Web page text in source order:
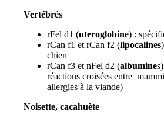
Vertébrés
rFel d1 (uteroglobine) :
rCan f1 et rCan f2 (lipocalines
chien
rCan f3 et nFel d2 (albumine
réactions croisées entre
allergies à la viande)
Noisette, cacahuète